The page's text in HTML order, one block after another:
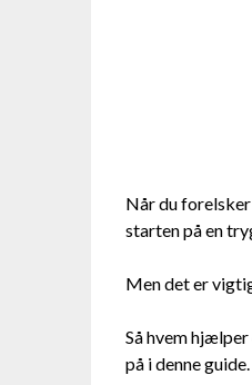
Når du
starten på en
Men det er
Så hvem
på i denne guide.